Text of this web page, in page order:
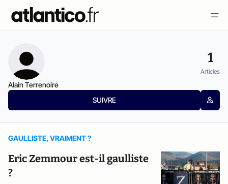
1
Articles
Alain Terrenoire
SUIVRE
GAULLISTE, VRAIMENT ?
Eric Zemmour est-il gaulliste
?